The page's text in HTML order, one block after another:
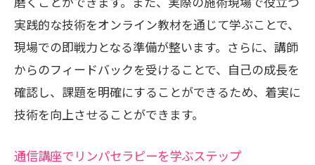
実践的な技術をオンライン教材を通じて学ぶことで、
現場での即戦力となる準備が整います。さらに、講師
からのフィードバックを受けることで、自己の成長を
確認し、課題を明確にすることができるため、着実に
技術を向上させることができます。
通信講座でリンパセラピーを学ぶステップ